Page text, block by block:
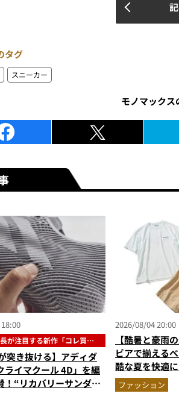
タグ
スニーカー
モノマックス
が注目する新作「コレ買い
突き抜ける】アディダ
ライマクール 4D」を編
！“リカバリーサンダル
3Dプリントスニーカー
です』Vol.173
2026/08/04 20:00
【酷暑と豪雨
ビアで揃える
酷な夏を快適
エア」セットア
ファッション